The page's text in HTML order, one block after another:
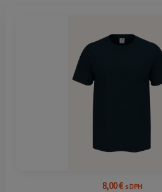
8,00€ s DPH